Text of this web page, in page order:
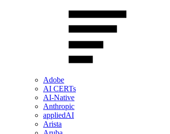
Adobe
AI CERTs
AI-Native
Anthropic
appliedAI
Arista